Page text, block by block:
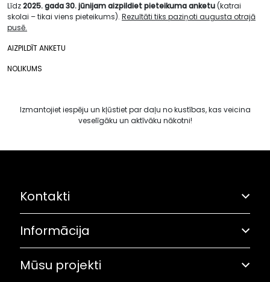
Līdz2025. gada 30. jūnijam aizpildiet pieteikuma anketu(katrai
skolai – tikai viens pieteikums). Rezultāti tiks paziņoti augusta otrajā
pusē.
AIZPILDĪT ANKETU
NOLIKUMS
Izmantojiet iespēju un kļūstiet par daļu no kustības, kas veicina
veselīgāku un aktīvāku nākotni!
Kontakti
Adrese: Grostonas iela 6B, Rīga
Informācija
Pasākumu plāns
Mūsu projekti